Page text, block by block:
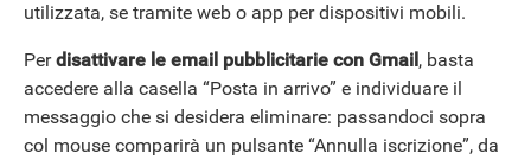
utilizzata, se tramite web o app per dispositivi mobili.
Perdisattivare le email pubblicitarie con Gmail, basta
accedere alla casella “Posta in arrivo” e individuare il
messaggio che si desidera eliminare: passandoci sopra
col mouse comparirà un pulsante “Annulla iscrizione”, da